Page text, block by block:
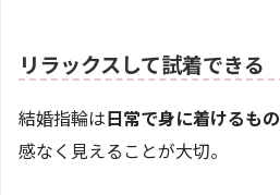
リラックスして試着できる
結婚指輪は日常で身に着けるもの
感なく見えることが大切。